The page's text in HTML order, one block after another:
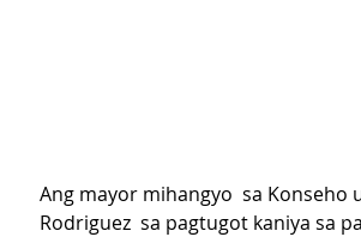
Ang mayor mihangyo  sa
Rodriguez  sa pagtugot kaniya sa